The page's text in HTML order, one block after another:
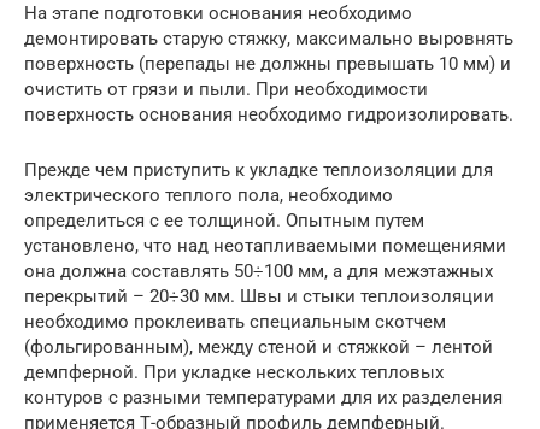
На этапе подготовки основания необходимо
демонтировать старую стяжку, максимально выровнять
поверхность (перепады не должны превышать 10 мм) и
очистить от грязи и пыли. При необходимости
поверхность основания необходимо гидроизолировать.
Прежде чем приступить к укладке теплоизоляции для
электрического теплого пола, необходимо
определиться с ее толщиной. Опытным путем
установлено, что над неотапливаемыми помещениями
она должна составлять 50÷100 мм, а для межэтажных
перекрытий – 20÷30 мм. Швы и стыки теплоизоляции
необходимо проклеивать специальным скотчем
(фольгированным), между стеной и стяжкой – лентой
демпферной. При укладке нескольких тепловых
контуров с разными температурами для их разделения
применяется Т-образный профиль демпферный.